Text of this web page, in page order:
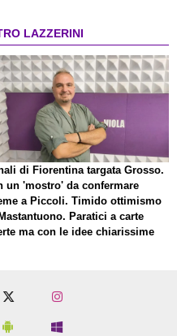
LAZZERINI
di Fiorentina targata Grosso.
un 'mostro' da confermare
a Piccoli. Timido ottimismo
Paratici a carte
ma con le idee chiarissime